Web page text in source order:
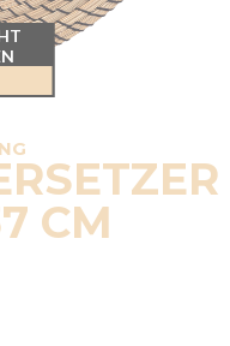
CM